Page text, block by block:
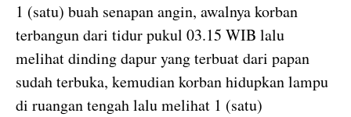
1 (satu) buah senapan angin, awalnya korban
terbangun dari tidur pukul 03.15 WIB lalu
melihat dinding dapur yang terbuat dari papan
sudah terbuka, kemudian korban hidupkan lampu
di ruangan tengah lalu melihat 1 (satu)